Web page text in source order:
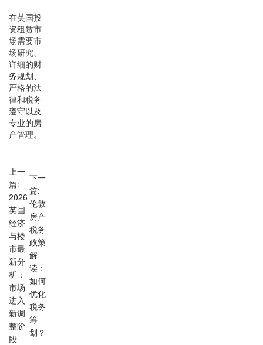
在英国投
资租赁市
场需要市
场研究、
详细的财
务规划、
严格的法
律和税务
遵守以及
专业的房
产管理。
上一
篇:
2026
英国
经济
与楼
市最
新分
析：
市场
进入
新调
整阶
段
下一
篇:
伦敦
房产
税务
政策
解
读：
如何
优化
税务
筹
划？